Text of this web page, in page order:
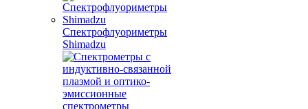
Спектрофлуориметры
Shimadzu